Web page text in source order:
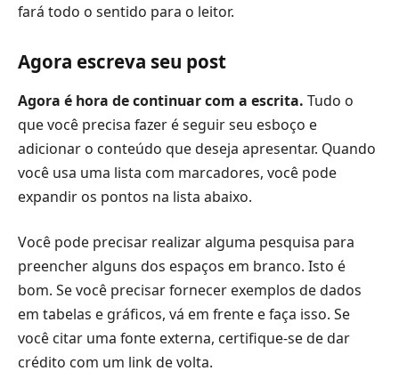
fará todo o sentido para o leitor.
Agora escreva seu post
Agora é hora de continuar com a escrita. Tudo o
que você precisa fazer é seguir seu esboço e
adicionar o conteúdo que deseja apresentar. Quando
você usa uma lista com marcadores, você pode
expandir os pontos na lista abaixo.
Você pode precisar realizar alguma pesquisa para
preencher alguns dos espaços em branco. Isto é
bom. Se você precisar fornecer exemplos de dados
em tabelas e gráficos, vá em frente e faça isso. Se
você citar uma fonte externa, certifique-se de dar
crédito com um link de volta.